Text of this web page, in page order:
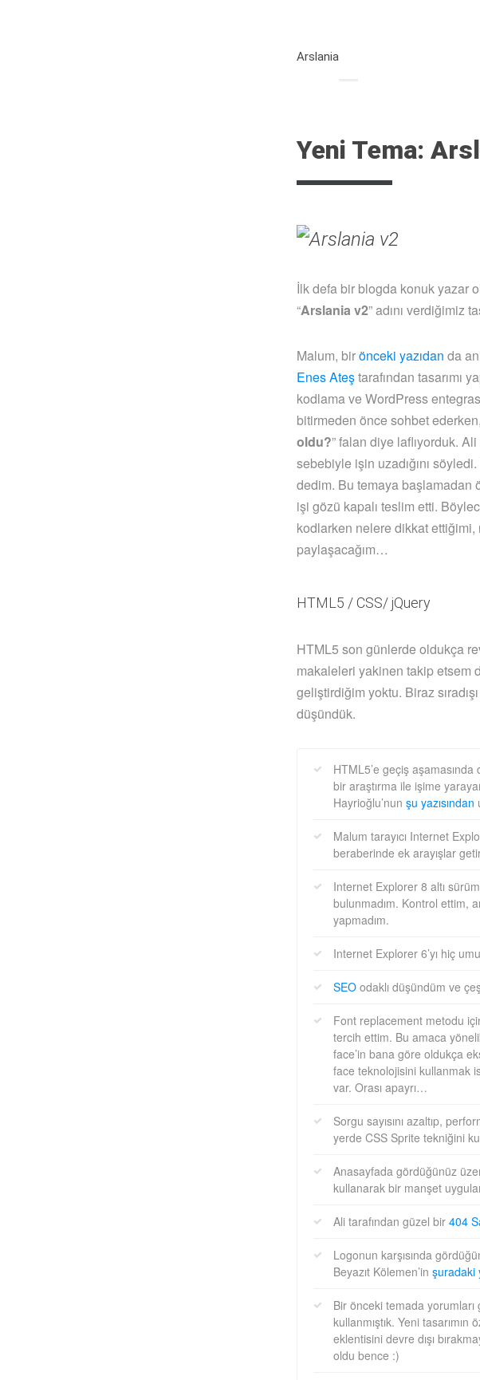
Arslania
Yeni Tema:
İlk defa bir blogda konuk yazar
“Arslania v2” adını verdiğimiz
Malum, birönceki yazıdan da
Enes Ateştarafından tasarımı
kodlama ve WordPress
bitirmeden önce sohbet
oldu?” falan diye laflıyorduk.
sebebiyle işin uzadığını
dedim. Bu temaya başlamadan
işi gözü kapalı teslim etti.
kodlarken nelere dikkat ettiğimi,
paylaşacağım…
HTML5 / CSS/ jQuery
HTML5 son günlerde oldukça
makaleleri yakinen takip etsem
geliştirdiğim yoktu. Biraz
düşündük.
HTML5’e geçiş
bir araştırma ile işime
Hayrioğlu’nun şu yazısından
Malum tarayıcı Internet
beraberinde ek arayışlar
Internet Explorer 8 altı
bulunmadım. Kontrol ettim,
yapmadım.
Internet Explorer 6’yı hiç
SEO odaklı düşündüm ve
Font replacement metodu
tercih ettim. Bu amaca
face’in bana göre oldukça
face teknolojisini kullanmak
var. Orası apayrı…
Sorgu sayısını azaltıp,
yerde CSS Sprite tekniğini
Anasayfada gördüğünüz
kullanarak bir manşet
Ali tarafından güzel bir 404
Logonun karşısında
Beyazıt Kölemen’in şuradaki
Bir önceki temada yorumları
kullanmıştık. Yeni
eklentisini devre dışı
oldu bence :)